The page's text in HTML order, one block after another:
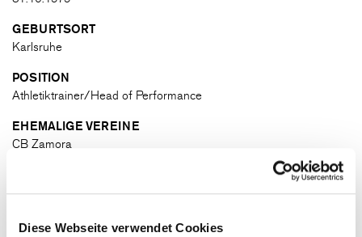
Diese Webseite verwendet Cookies
WAS TUN WIR?
TEAMS
TRAINER
OFFICE
GEBURTSORT
Karlsruhe
POSITION
Athletiktrainer/Head of Performance
EHEMALIGE VEREINE
CB Zamora
ALBA Berlin